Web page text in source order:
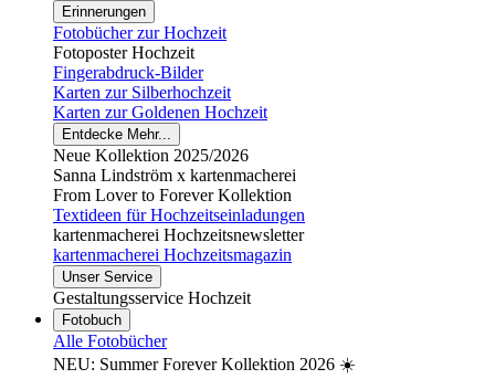
Erinnerungen
Fotobücher zur Hochzeit
Fotoposter Hochzeit
Fingerabdruck-Bilder
Karten zur Silberhochzeit
Karten zur Goldenen Hochzeit
Entdecke Mehr...
Neue Kollektion 2025/2026
Sanna Lindström x kartenmacherei
From Lover to Forever Kollektion
Textideen für Hochzeitseinladungen
kartenmacherei Hochzeitsnewsletter
kartenmacherei Hochzeitsmagazin
Unser Service
Gestaltungsservice Hochzeit
Fotobuch
Alle Fotobücher
NEU: Summer Forever Kollektion 2026 ☀️